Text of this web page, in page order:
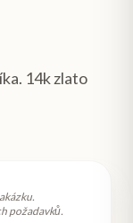
14k zlato
požadavků.